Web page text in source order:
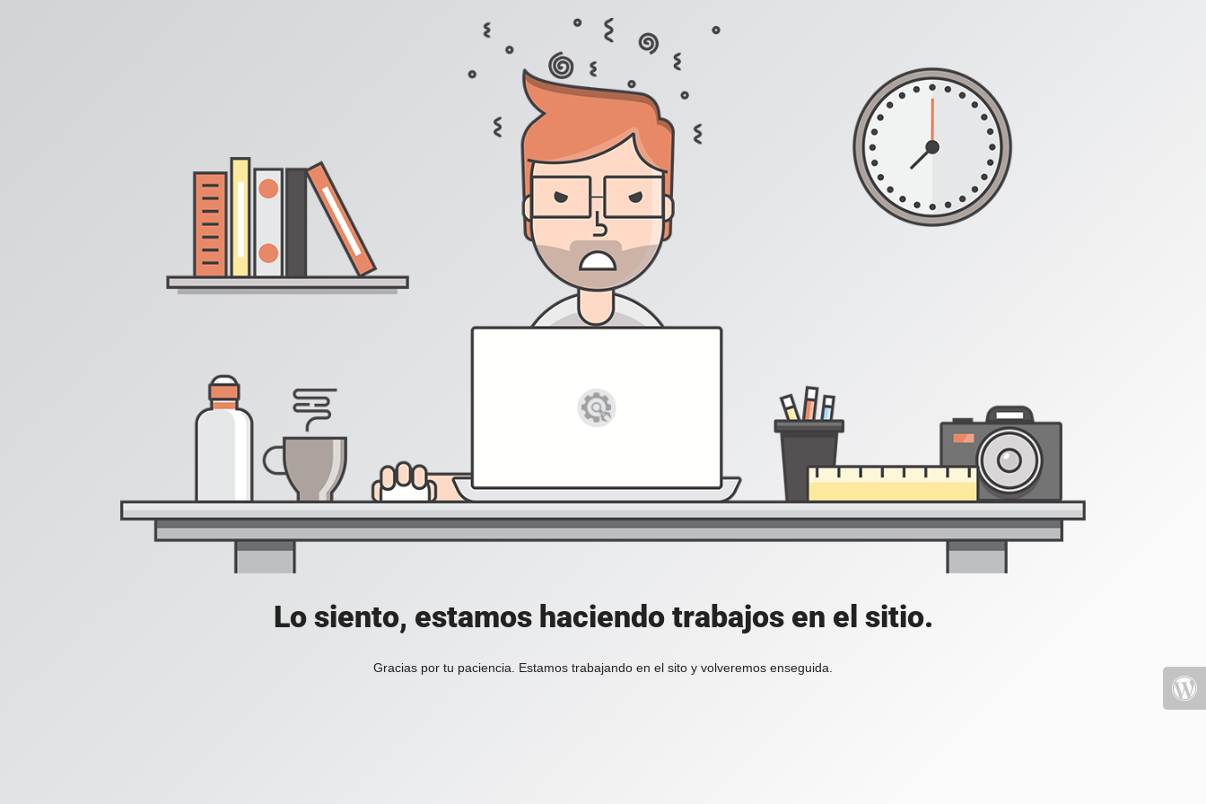
Lo siento, estamos haciendo trabajos en el sitio.
Gracias por tu paciencia. Estamos trabajando en el sito y volveremos enseguida.